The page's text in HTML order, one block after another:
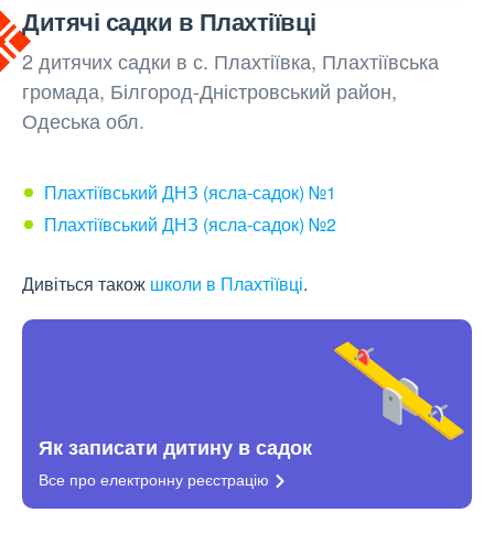
Дитячі садки в Плахтіївці
2 дитячих садки в с. Плахтіївка, Плахтіївська
громада, Білгород-Дністровський район,
Одеська обл.
Плахтіївський ДНЗ (ясла-садок) №1
Плахтіївський ДНЗ (ясла-садок) №2
Дивіться також школи в Плахтіївці.
Як записати дитину в садок
Все про електронну реєстрацію